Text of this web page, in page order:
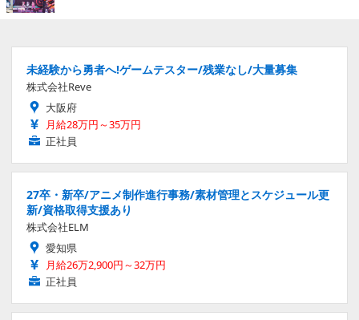
未経験から勇者へ!ゲームテスター/残業なし/大量募集
株式会社Reve
大阪府
月給28万円～35万円
正社員
27卒・新卒/アニメ制作進行事務/素材管理とスケジュール更
新/資格取得支援あり
株式会社ELM
愛知県
月給26万2,900円～32万円
正社員